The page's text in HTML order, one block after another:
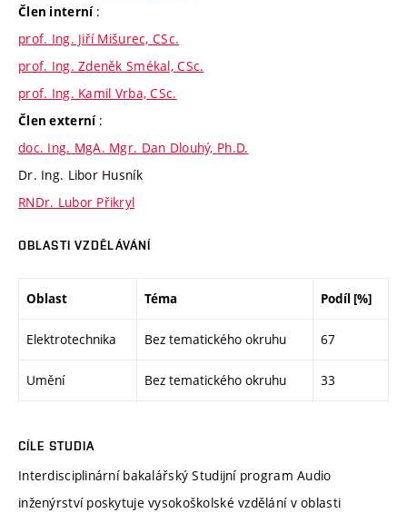
Člen interní :
prof. Ing. Jiří Mišurec, CSc.
prof. Ing. Zdeněk Smékal, CSc.
prof. Ing. Kamil Vrba, CSc.
Člen externí :
doc. Ing. MgA. Mgr. Dan Dlouhý, Ph.D.
Dr. Ing. Libor Husník
RNDr. Lubor Přikryl
OBLASTI VZDĚLÁVÁNÍ
Oblast Téma Podíl [%]
Elektrotechnika Bez tematického okruhu 67
Umění Bez tematického okruhu 33
CÍLE STUDIA
Interdisciplinární bakalářský Studijní program Audio
inženýrství poskytuje vysokoškolské vzdělání v oblasti